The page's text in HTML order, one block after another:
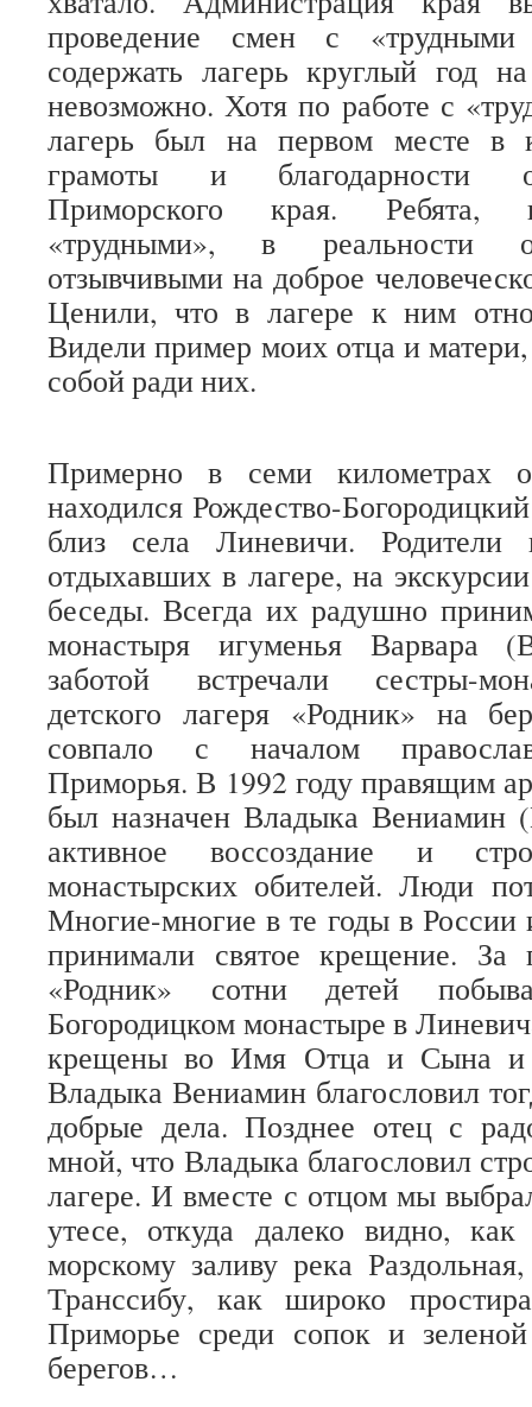
проведение смен с
содержать лагерь круглый год
невозможно. Хотя по работе с
лагерь был на первом месте в
грамоты и благодарности
Приморского края. Ребята,
«трудными», в реальности
отзывчивыми на доброе
Ценили, что в лагере к ним
Видели пример моих отца и
собой ради них.
Примерно в семи километрах
находился Рождество-
близ села Линевичи. Родители
отдыхавших в лагере, на
беседы. Всегда их радушно
монастыря игуменья Варвара
заботой встречали сестры-
детского лагеря «Родник» на
совпало с началом
Приморья. В 1992 году правящим
был назначен Владыка Вениамин
активное воссоздание и
монастырских обителей. Люди
Многие-многие в те годы в
принимали святое крещение. За
«Родник» сотни детей
Богородицком монастыре в
крещены во Имя Отца и Сына и
Владыка Вениамин благословил
добрые дела. Позднее отец с
мной, что Владыка благословил
лагере. И вместе с отцом мы
утесе, откуда далеко видно,
морскому заливу река
Транссибу, как широко
Приморье среди сопок и
берегов…